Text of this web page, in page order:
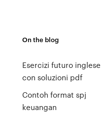
On the blog
Esercizi futuro inglese
con soluzioni pdf
Contoh format spj
keuangan